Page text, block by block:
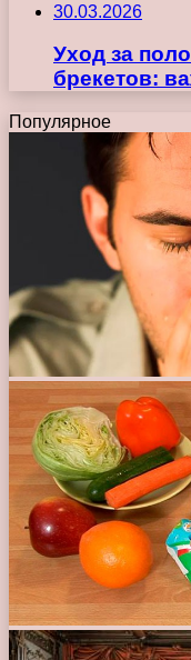
30.03.2026
Уход за
брекетов:
Популярное